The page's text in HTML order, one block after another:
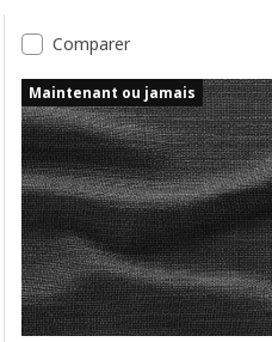
Comparer
Maintenant ou jamais